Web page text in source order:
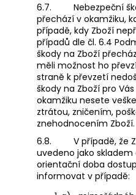
6.7.
Nebezpeční
přechází v okamžiku,
případě, kdy Zboží
případů dle čl. 6.4
škody na Zboží
měli možnost ho
straně k převzetí
škody na Zboží pro
okamžiku nesete
ztrátou, zničením,
znehodnocením Zboží.
6.8.
V případě, že
uvedeno jako
orientační doba
informovat v případě: